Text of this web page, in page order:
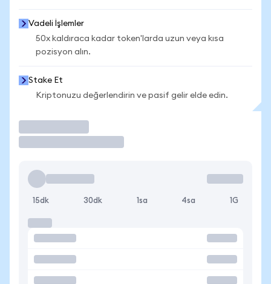
Vadeli İşlemler
50x kaldıraca kadar token'larda uzun veya kısa
pozisyon alın.
Stake Et
Kriptonuzu değerlendirin ve pasif gelir elde edin.
15dk 30dk 1sa 4sa 1G